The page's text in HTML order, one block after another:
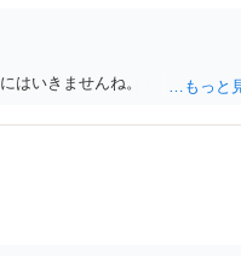
はいきませんね。